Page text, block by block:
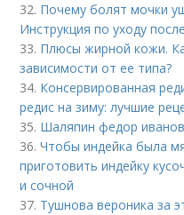
32. Почему болят мочки
Инструкция по уходу
33. Плюсы жирной кожи.
зависимости от ее типа?
34. Консервированная
редис на зиму: лучшие
35. Шаляпин федор
36.Чтобы индейка была
приготовить индейку
и сочной
37. Тушнова вероника за